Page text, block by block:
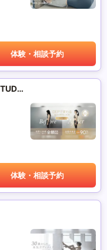
体験・相談予約
ピラティススタジオ デップ (PILATESSTUDIO DEP)
体験・相談予約